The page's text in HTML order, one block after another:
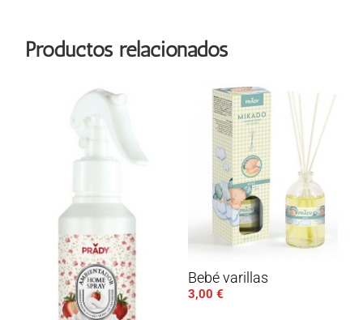
Productos relacionados
Bebé varillas
3,00 €